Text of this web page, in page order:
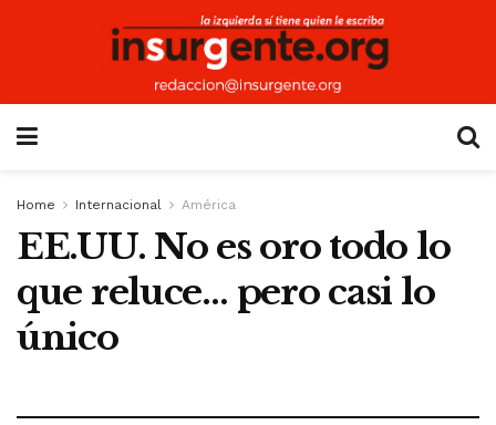
Home Internacional América
EE.UU. No es oro todo lo
que reluce… pero casi lo
único